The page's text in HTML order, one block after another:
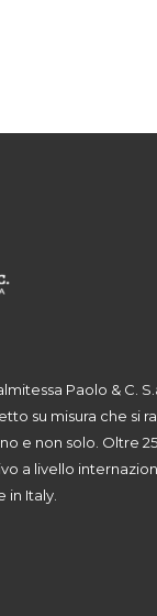
Paolo & C.
su misura che si
e non solo. Oltre
a livello
in Italy.